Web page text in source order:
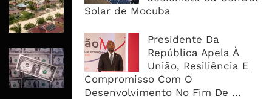
Solar de Mocuba
Presidente Da
República Apela À
União, Resiliência E
Compromisso Com O
Desenvolvimento No Fim De ...
Kits Solares Para Impulsionar Auto-
Dólar Perto de Mínimo de Dois
Meses Com Inflação dos EUA a
Dominar Semana Cambial